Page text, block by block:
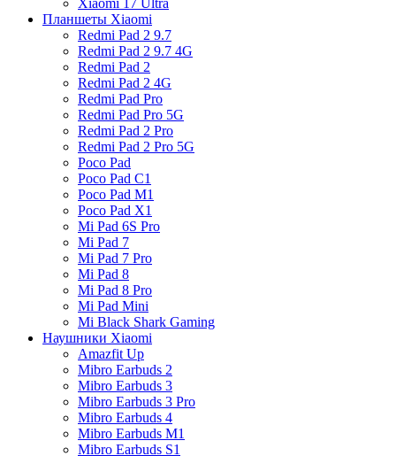
Планшеты Xiaomi
Redmi Pad 2 9.7
Redmi Pad 2 9.7 4G
Redmi Pad 2
Redmi Pad 2 4G
Redmi Pad Pro
Redmi Pad Pro 5G
Redmi Pad 2 Pro
Redmi Pad 2 Pro 5G
Poco Pad
Poco Pad C1
Poco Pad M1
Poco Pad X1
Mi Pad 6S Pro
Mi Pad 7
Mi Pad 7 Pro
Mi Pad 8
Mi Pad 8 Pro
Mi Pad Mini
Mi Black Shark Gaming
Наушники Xiaomi
Amazfit Up
Mibro Earbuds 2
Mibro Earbuds 3
Mibro Earbuds 3 Pro
Mibro Earbuds 4
Mibro Earbuds M1
Mibro Earbuds S1